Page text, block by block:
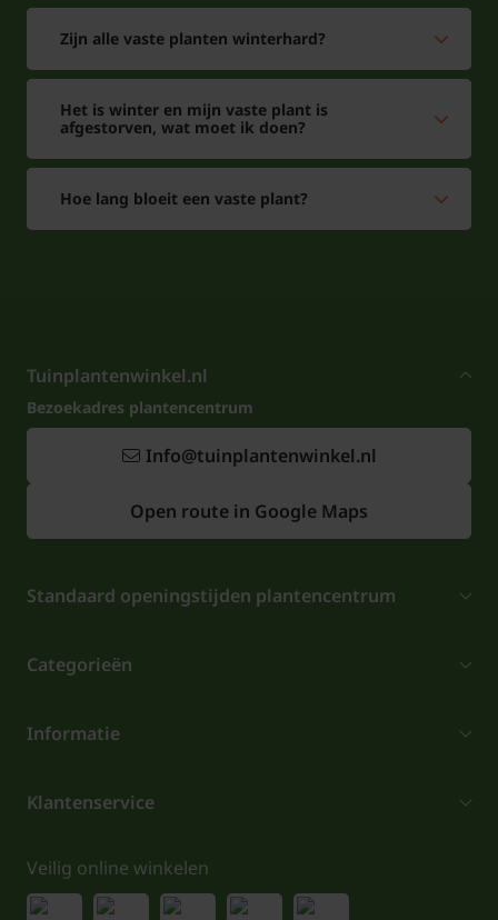
Zijn alle vaste planten winterhard?
Het is winter en mijn vaste plant is
afgestorven, wat moet ik doen?
Hoe lang bloeit een vaste plant?
Tuinplantenwinkel.nl
Bezoekadres plantencentrum
Info@tuinplantenwinkel.nl
Open route in Google Maps
Standaard openingstijden plantencentrum
Categorieën
Informatie
Klantenservice
Veilig online winkelen